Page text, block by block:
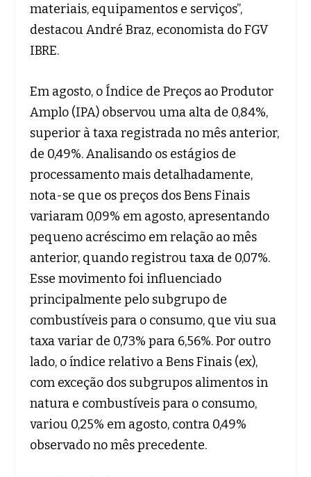
materiais, equipamentos e serviços”,
destacou André Braz, economista do FGV
IBRE.
Em agosto, o Índice de Preços ao Produtor
Amplo (IPA) observou uma alta de 0,84%,
superior à taxa registrada no mês anterior,
de 0,49%. Analisando os estágios de
processamento mais detalhadamente,
nota-se que os preços dos Bens Finais
variaram 0,09% em agosto, apresentando
pequeno acréscimo em relação ao mês
anterior, quando registrou taxa de 0,07%.
Esse movimento foi influenciado
principalmente pelo subgrupo de
combustíveis para o consumo, que viu sua
taxa variar de 0,73% para 6,56%. Por outro
lado, o índice relativo a Bens Finais (ex),
com exceção dos subgrupos alimentos in
natura e combustíveis para o consumo,
variou 0,25% em agosto, contra 0,49%
observado no mês precedente.